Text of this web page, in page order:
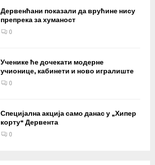
Дервенћани показали да врућине нису
препрека за хуманост
0
Ученике ће дочекати модерне
учионице, кабинети и ново игралиште
0
Специјална акција само данас у „Хипер
корту“ Дервента
0